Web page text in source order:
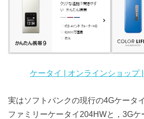
ケータイ | オンラインショップ
実はソフトバンクの現行の4Gケータ
ファミリーケータイ204HWと，3Gケ